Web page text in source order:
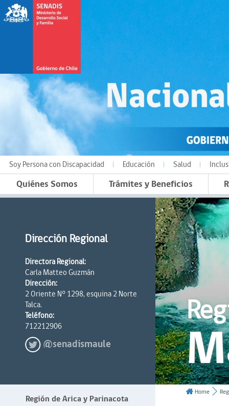
Soy Persona con Discapacidad Educación Salud
Quiénes Somos Trámites y Beneficios
Dirección Regional
Directora Regional:
Carla Matteo Guzmán
Dirección:
2 Oriente N° 1298, esquina 2 Norte
Talca.
Teléfono:
712212906
@senadismaule
Región de Arica y Parinacota
Home